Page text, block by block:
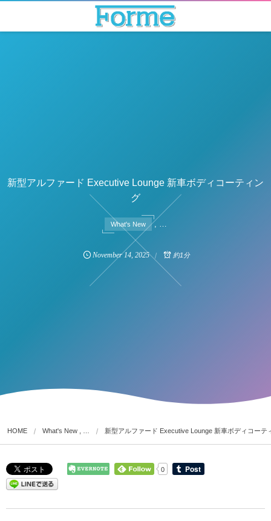
新型アルファード Executive Lounge 新車ボディコーティン
グ
What's New , …
November 14,2025 約1分
HOME What's New , … 新型アルファード Executive Lounge 新車ボディコーテ
0